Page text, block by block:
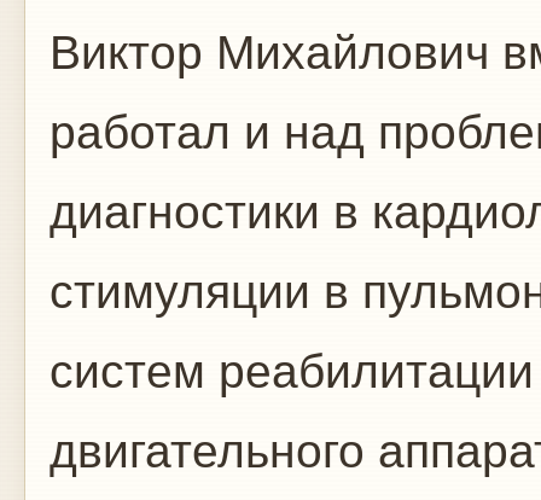
Виктор Михайлович
работал и над
диагностики в
стимуляции в
систем
двигательного